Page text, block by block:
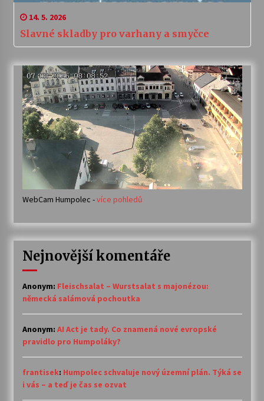
14. 5. 2026
Slavné skladby pro varhany a smyčce
WebCam Humpolec -více pohledů
Nejnovější komentáře
Anonym: Fleischsalat – Wurstsalat s majonézou:
německá salámová pochoutka
Anonym: AI Act je tady. Co znamená nové evropské
pravidlo pro Humpoláky?
frantisek: Humpolec schvaluje nový územní plán. Týká se
i vás – a teď je čas se ozvat